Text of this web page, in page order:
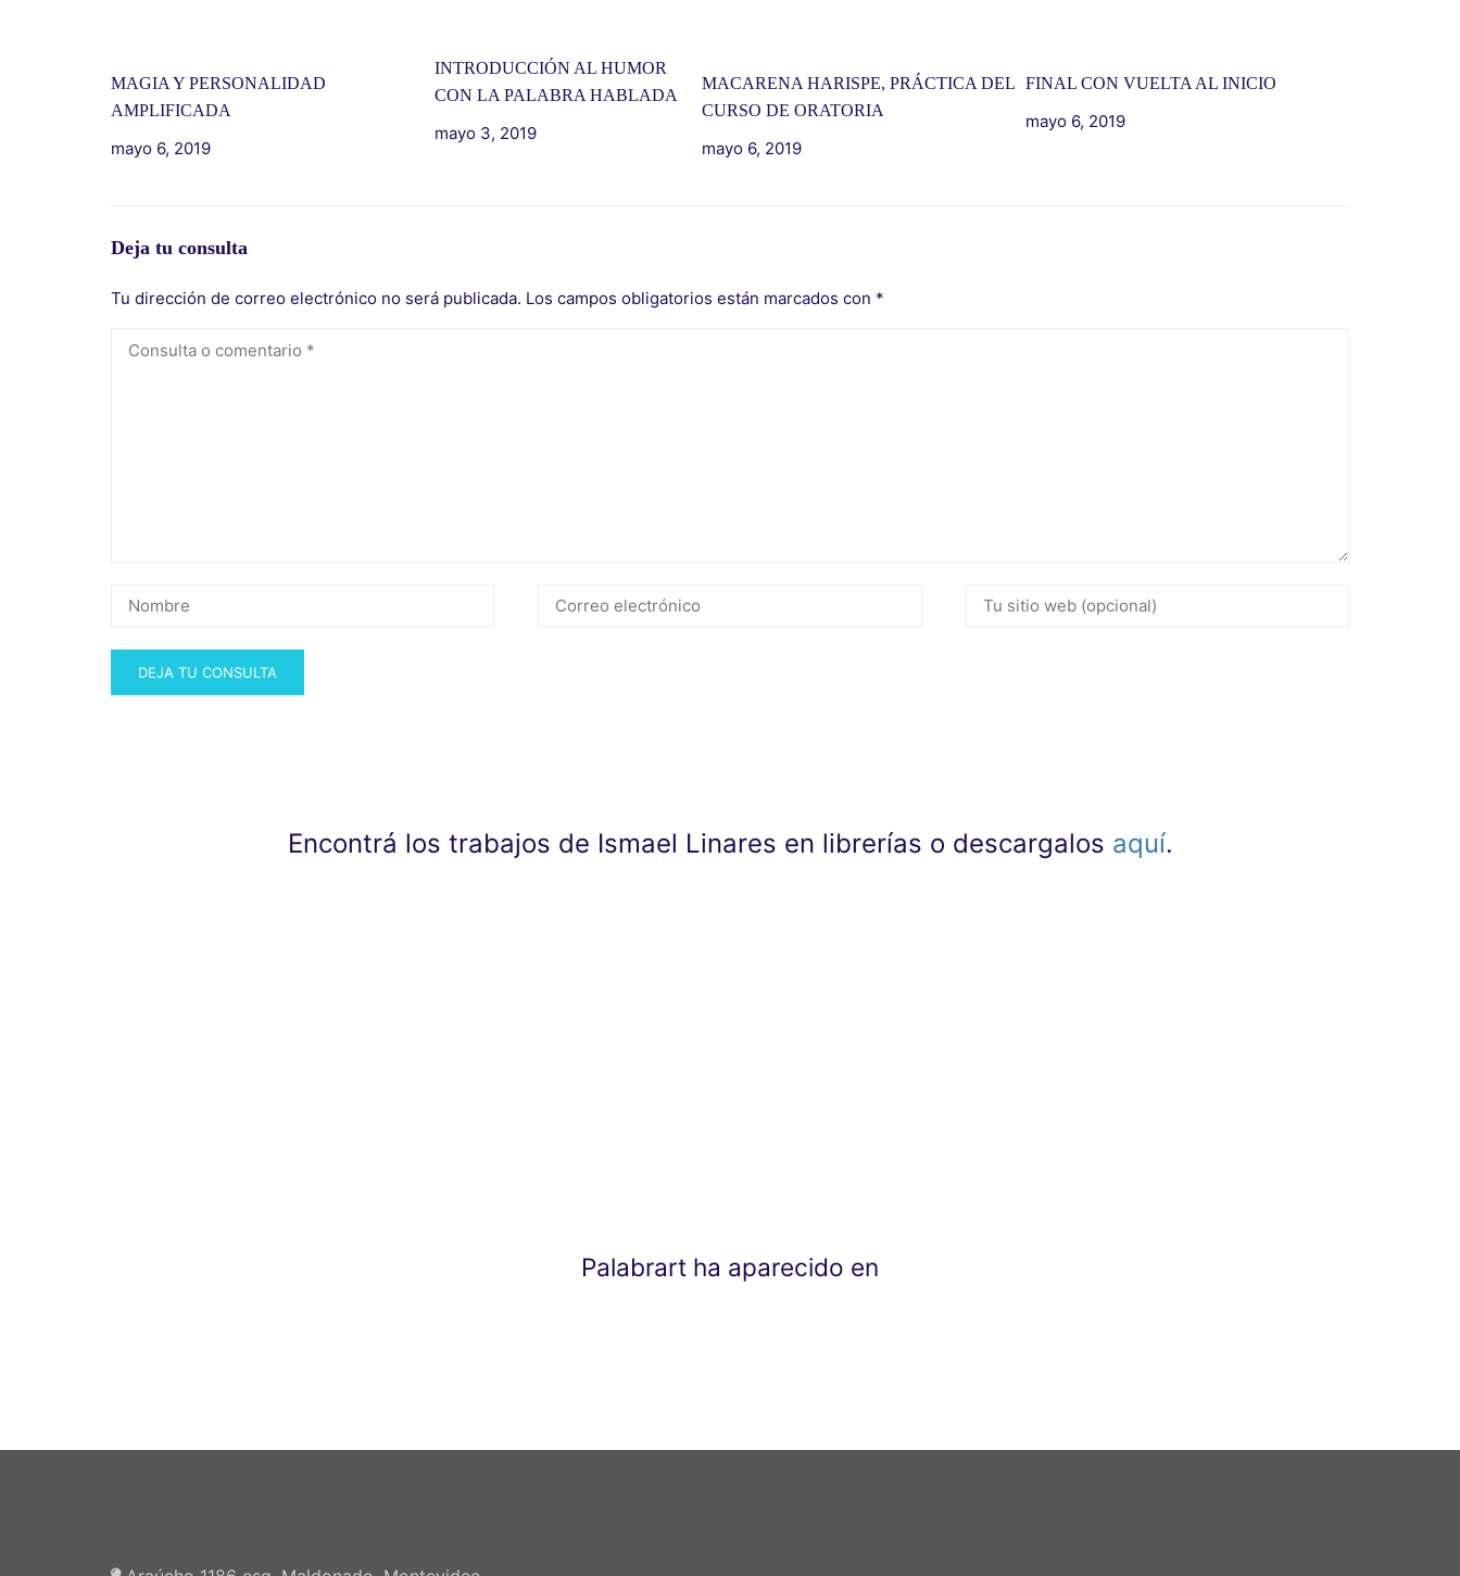
MAGIA Y PERSONALIDAD
AMPLIFICADA
mayo 6, 2019
INTRODUCCIÓN AL HUMOR
CON LA PALABRA HABLADA
mayo 3, 2019
MACARENA HARISPE, PRÁCTICA DEL
CURSO DE ORATORIA
mayo 6, 2019
FINAL CON VUELTA AL INICIO
mayo 6, 2019
Deja tu consulta
Tu dirección de correo electrónico no será publicada. Los campos obligatorios están marcados con *
Encontrá los trabajos de Ismael Linares en librerías o descargalos aquí.
Palabrart ha aparecido en